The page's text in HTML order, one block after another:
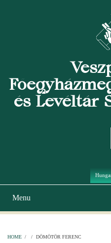
és Levéltár
Main
navigation
Menu
HOME / / DÖMÖTÖR FERENC